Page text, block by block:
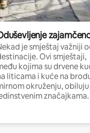
je smještaj važniji
Ovi smještaji,
kojima su drvene
liticama i kuće na
okruženju, obiluju
značajkama.